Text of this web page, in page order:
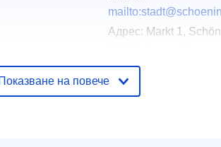
Адрес: Markt 1,
URL адрес:
https://
Показване на повече